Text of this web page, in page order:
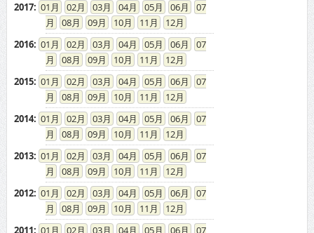
08
09 10 11
12
01 02 03 04 05 06
08
09 10 11
12
01 02 03 04 05 06
08
09 10 11
12
01 02 03 04 05 06
08
09 10 11
12
01 02 03 04 05 06
08
09 10 11
12
01 02 03 04 05 06
08
09 10 11
12
01 02 03 04 05 06